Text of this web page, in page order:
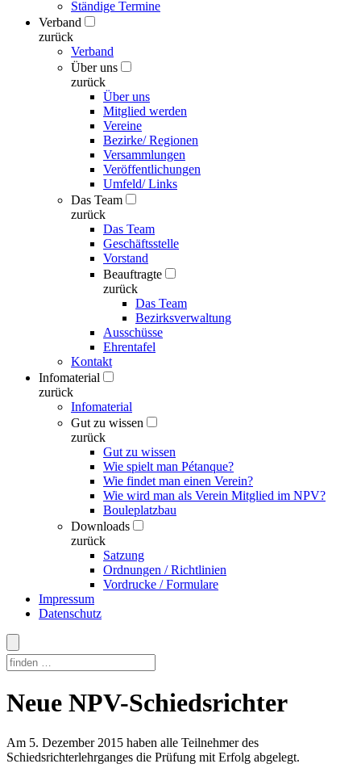
Ständige Termine
Verband
zurück
Verband
Über uns
zurück
Über uns
Mitglied werden
Vereine
Bezirke/ Regionen
Versammlungen
Veröffentlichungen
Umfeld/ Links
Das Team
zurück
Das Team
Geschäftsstelle
Vorstand
Beauftragte
zurück
Das Team
Bezirksverwaltung
Ausschüsse
Ehrentafel
Kontakt
Infomaterial
zurück
Infomaterial
Gut zu wissen
zurück
Gut zu wissen
Wie spielt man Pétanque?
Wie findet man einen Verein?
Wie wird man als Verein Mitglied im NPV?
Bouleplatzbau
Downloads
zurück
Satzung
Ordnungen / Richtlinien
Vordrucke / Formulare
Impressum
Datenschutz
Skip
to
Neue NPV-Schiedsrichter
Am 5. Dezember 2015 haben alle Teilnehmer des
Schiedsrichterlehrganges die Prüfung mit Erfolg abgelegt.